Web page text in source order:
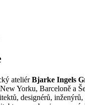
ateliérBjarke Ingels
Yorku, Barceloně a
designérů, inženýrů,